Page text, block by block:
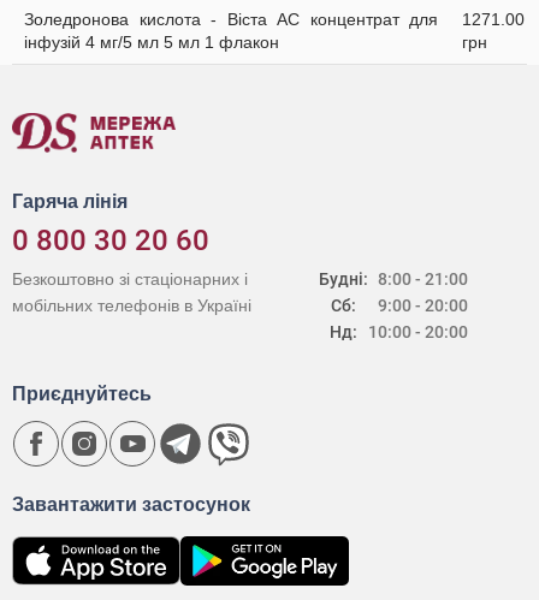
Золедронова кислота - Віста АС концентрат для
інфузій 4 мг/5 мл 5 мл 1 флакон
1271.00
грн
Гаряча лінія
0 800 30 20 60
Будні:
Сб:
Нд:
8:00 - 21:00
9:00 - 20:00
10:00 - 20:00
Безкоштовно зі стаціонарних і
мобільних телефонів в Україні
Завантажити застосунок
Приєднуйтесь